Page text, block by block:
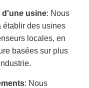
d'une usine: Nous
établir des usines
locales, en
basées sur plus
: Nous